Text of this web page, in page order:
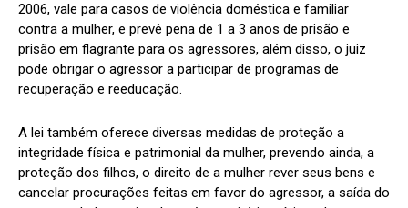
2006, vale para casos de violência doméstica e familiar
contra a mulher, e prevê pena de 1 a 3 anos de prisão e
prisão em flagrante para os agressores, além disso, o juiz
pode obrigar o agressor a participar de programas de
recuperação e reeducação.
A lei também oferece diversas medidas de proteção a
integridade física e patrimonial da mulher, prevendo ainda, a
proteção dos filhos, o direito de a mulher rever seus bens e
cancelar procurações feitas em favor do agressor, a saída do